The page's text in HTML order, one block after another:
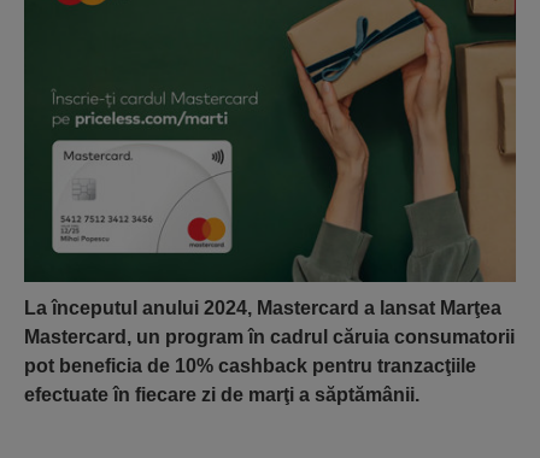
La începutul anului 2024, Mastercard a lansat Marţea
Mastercard, un program în cadrul căruia consumatorii
pot beneficia de 10% cashback pentru tranzacţiile
efectuate în fiecare zi de marţi a săptămânii.